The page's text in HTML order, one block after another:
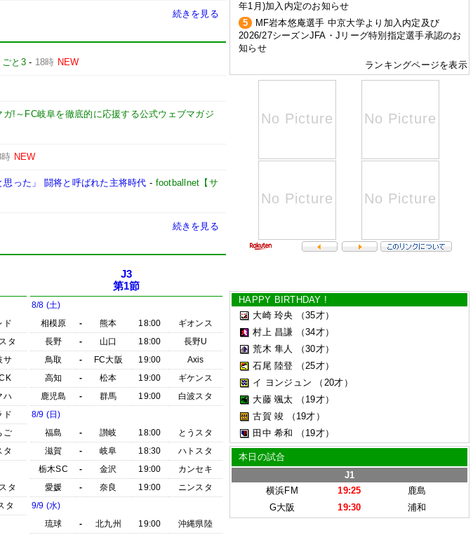
続きを見る
ごと3 - 18時 NEW
ガ!～FC岐阜を徹底的に応援する公式ウェブマガジ
時 NEW
った」 闘将と呼ばれた主将時代 - footballnet【サ
続きを見る
ド
タ
サ
ハ
ド
ご
タ
タ
タ
J3
第1節
8/8 (土)
相模原
- 熊本 18:00
ギオンス
長野
- 山口 18:00
長野U
鳥取
- FC大阪 19:00
Axis
高知
- 松本 19:00
ギケンス
鹿児島
- 群馬 19:00
白波スタ
8/9 (日)
福島
- 讃岐 18:00
とうスタ
滋賀
- 岐阜 18:30
ハトスタ
栃木SC
- 金沢 19:00
カンセキ
愛媛
- 奈良 19:00
ニンスタ
9/9 (水)
琉球
- 北九州 19:00 沖縄県陸
年1月)加入内定のお知らせ
5
MF岩本悠庵選手 中京大学より加入内定及び
2026/27シーズンJFA・Jリーグ特別指定選手承認のお
知らせ
ランキングページを表示
HAPPY BIRTHDAY !
大崎 玲央
（35才）
村上 昌謙
（34才）
荒木 隼人
（30才）
石尾 陸登
（25才）
イ ヨンジュン
（20才）
大藤 颯太
（19才）
古賀 竣
（19才）
田中 希和
（19才）
本日の試合
J1
横浜FM
19:25
鹿島
G大阪
19:30 浦和